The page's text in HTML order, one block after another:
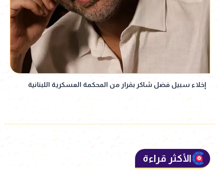
إخلاء سبيل فضل شاكر بقرار من المحكمة العسكرية اللبنانية
الأكثر قراءة